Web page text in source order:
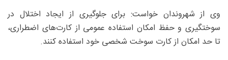
وی از شهروندان خواست: برای جلوگیری از ایجاد اختلال در
سوختگیری و حفظ امکان استفاده عمومی از کارت‌های اضطراری،
تا حد امکان از کارت سوخت شخصی خود استفاده کنند.